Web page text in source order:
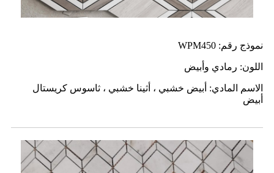
نموذج رقم: WPM450
اللون: رمادي وأبيض
الاسم المادي: أبيض خشبي ، أثينا خشبي ، ثاسوس كريستال
أبيض